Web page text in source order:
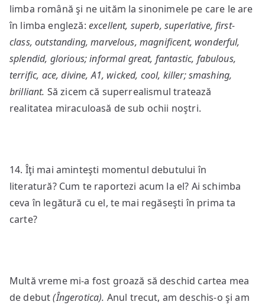
limba română şi ne uităm la sinonimele pe care le are
în limba engleză: excellent, superb, superlative, first-
class, outstanding, marvelous, magnificent, wonderful,
splendid, glorious;informalgreat, fantastic, fabulous,
terrific, ace, divine, A1, wicked, cool, killer; smashing,
brilliant. Să zicem că superrealismul tratează
realitatea miraculoasă de sub ochii noştri.
14. Îţi mai aminteşti momentul debutului în
literatură? Cum te raportezi acum la el? Ai schimba
ceva în legătură cu el, te mai regăseşti în prima ta
carte?
Multă vreme mi-a fost groază să deschid cartea mea
de debut(Îngerotica). Anul trecut, am deschis-o şi am